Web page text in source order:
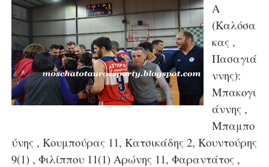
Α
(Καλόσα
κας ,
Πασαγιά
ννης):
Μπακογι
άννης ,
Μπαμπο
ύνης , Κουμπούρας 11, Κατσικάδης 2, Κουντούρης
9(1) , Φιλίππου 11(1) Αρώνης 11, Φαραντάτος ,